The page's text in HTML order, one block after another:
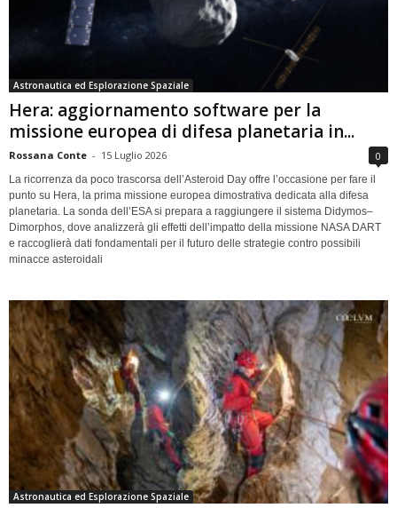
Astronautica ed Esplorazione Spaziale
Hera: aggiornamento software per la
missione europea di difesa planetaria in...
Rossana Conte - 15 Luglio 2026 0
La ricorrenza da poco trascorsa dell’Asteroid Day offre l’occasione per fare il
punto su Hera, la prima missione europea dimostrativa dedicata alla difesa
planetaria. La sonda dell’ESA si prepara a raggiungere il sistema Didymos–
Dimorphos, dove analizzerà gli effetti dell’impatto della missione NASA DART
e raccoglierà dati fondamentali per il futuro delle strategie contro possibili
minacce asteroidali
Astronautica ed Esplorazione Spaziale